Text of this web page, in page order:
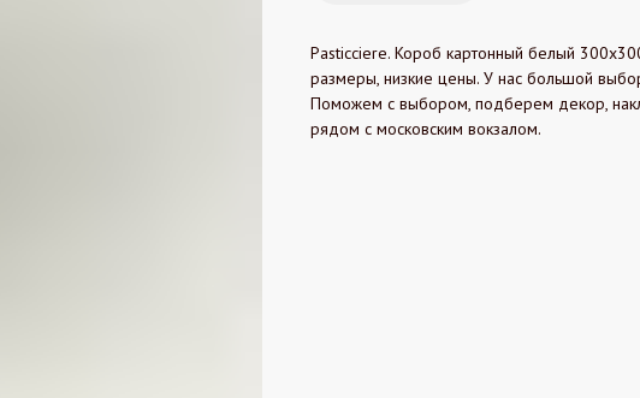
Pasticciere. Короб картонный белый
размеры, низкие цены. У нас большой
Поможем с выбором, подберем декор,
рядом с московским вокзалом.